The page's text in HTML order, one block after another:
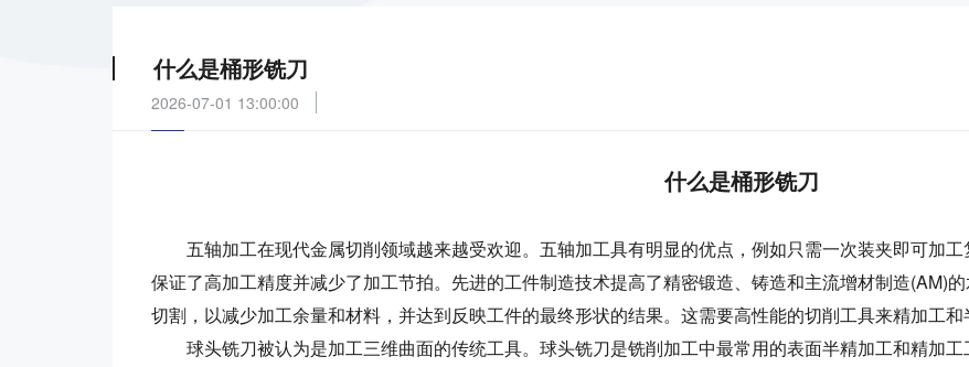
什么是桶形铣刀
2026-07-01 13:00:00
什么是桶形铣刀
五轴加工在现代金属切削领域越来越受欢迎。五轴加工具有明显的优点，例如只需一次装夹即可加
保证了高加工精度并减少了加工节拍。先进的工件制造技术提高了精密锻造、铸造和主流增材制造(AM)
切割，以减少加工余量和材料，并达到反映工件的最终形状的结果。这需要高性能的切削工具来精加工和
球头铣刀被认为是加工三维曲面的传统工具。球头铣刀是铣削加工中最常用的表面半精加工和精加工